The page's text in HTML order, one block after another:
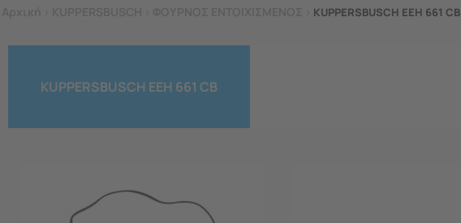
KUPPERSBUSCH EEH 661 CB
KUPPERSBUSCH EEH 661 CB